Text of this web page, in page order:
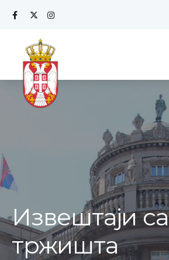
Извештаји са
тржишта